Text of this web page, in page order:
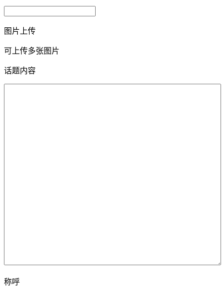
图片上传
可上传多张图片
话题内容
称呼